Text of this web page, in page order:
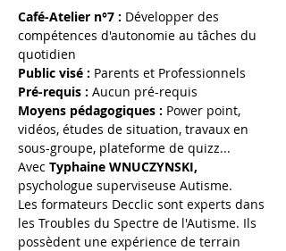
Café-Atelier n°7 : Développer des
compétences d'autonomie au tâches du
quotidien
Public visé : Parents et Professionnels
Pré-requis : Aucun pré-requis
Moyens pédagogiques : Power point,
vidéos, études de situation, travaux en
sous-groupe, plateforme de quizz...
Avec Typhaine WNUCZYNSKI,
psychologue superviseuse Autisme.
Les formateurs Decclic sont experts dans
les Troubles du Spectre de l'Autisme. Ils
possèdent une expérience de terrain